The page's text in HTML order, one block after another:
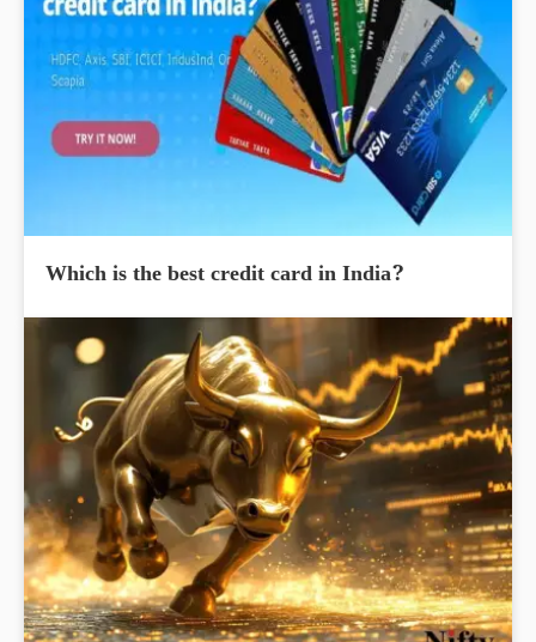
Which is the best credit card in India?